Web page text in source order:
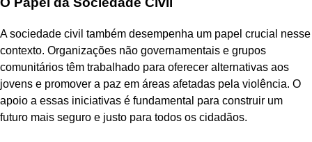
A sociedade civil também desempenha um papel crucial nesse
contexto. Organizações não governamentais e grupos
comunitários têm trabalhado para oferecer alternativas aos
jovens e promover a paz em áreas afetadas pela violência. O
apoio a essas iniciativas é fundamental para construir um
futuro mais seguro e justo para todos os cidadãos.